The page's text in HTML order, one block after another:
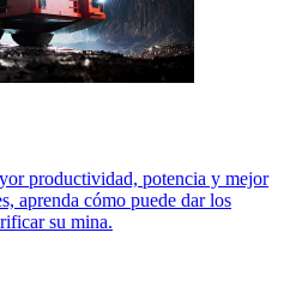
productividad, potencia y mejor
aprenda cómo puede dar los
su mina.